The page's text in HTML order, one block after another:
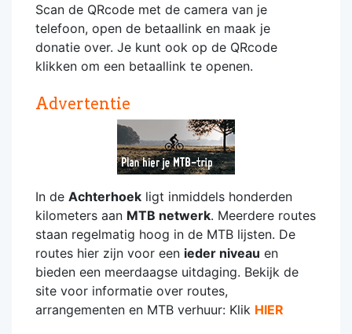
Scan de QRcode met de camera van je
telefoon, open de betaallink en maak je
donatie over. Je kunt ook op de QRcode
klikken om een betaallink te openen.
Advertentie
In de Achterhoek ligt inmiddels honderden
kilometers aan MTB netwerk. Meerdere routes
staan regelmatig hoog in de MTB lijsten. De
routes hier zijn voor een ieder niveau en
bieden een meerdaagse uitdaging. Bekijk de
site voor informatie over routes,
arrangementen en MTB verhuur: Klik HIER